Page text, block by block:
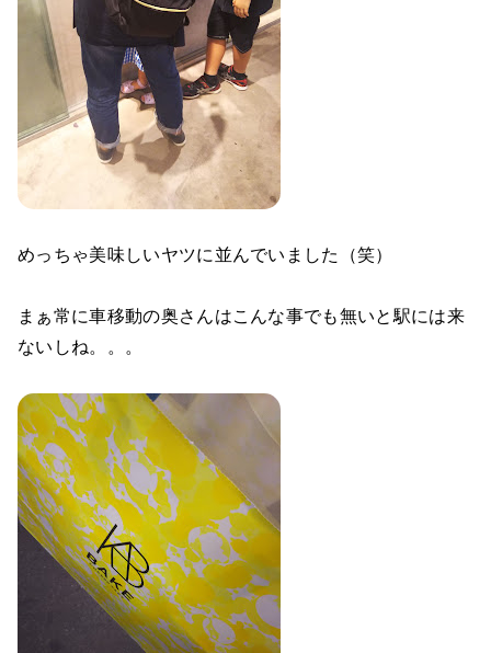
めっちゃ美味しいヤツに並んでいました（笑）
まぁ常に車移動の奥さんはこんな事でも無いと駅には来
ないしね。。。